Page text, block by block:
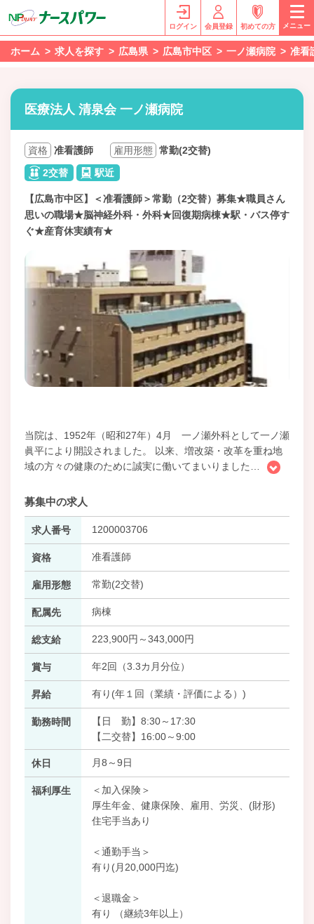
ログイン 会員登録 初めての方 メニュー
ホーム 求人を探す 広島県 広島市中区 一ノ瀬病院 准看
医療法人 清泉会 一ノ瀬病院
資格 准看護師 雇用形態 常勤(2交替)
2交替
駅近
【広島市中区】＜准看護師＞常勤（2交替）募集★職員さん
思いの職場★脳神経外科・外科★回復期病棟★駅・バス停す
ぐ★産育休実績有★
当院は、1952年（昭和27年）4月 一ノ瀬外科として一ノ瀬
眞平により開設されました。 以来、増改築・改革を重ね地
域の方々の健康のために誠実に働いてまいりました
募集中の求人
求人番号 1200003706
資格 准看護師
雇用形態 常勤(2交替)
配属先 病棟
総支給 223,900円～343,000円
賞与 年2回（3.3カ月分位）
昇給 有り(年１回（業績・評価による）)
勤務時間
【日 勤】8:30～17:30
【二交替】16:00～9:00
休日 月8～9日
福利厚生
＜加入保険＞
厚生年金、健康保険、雇用、労災、(財形)
住宅手当あり
＜通勤手当＞
有り(月20,000円迄)
＜退職金＞
有り （継続3年以上）